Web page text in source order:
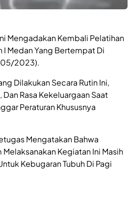
Mengadakan Kembali Pelatihan
I Medan Yang Bertempat Di
05/2023).
Dilakukan Secara Rutin Ini,
Rasa Kekeluargaan Saat
Peraturan Khususnya
Mengatakan Bahwa
Kegiatan Ini Masih
Kebugaran Tubuh Di Pagi